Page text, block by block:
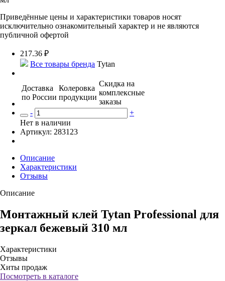
Приведённые цены и характеристики товаров носят
исключительно ознакомительный характер и не являются
публичной офертой
217.36 ₽
Все товары бренда Tytan
Доставка
по России
Колеровка
продукции
Скидка на
комплексные
заказы
-
+
Нет в наличии
Артикул: 283123
Описание
Характеристики
Отзывы
Описание
Монтажный клей Tytan Professional для
зеркал бежевый 310 мл
Характеристики
Отзывы
Хиты продаж
Посмотреть в каталоге